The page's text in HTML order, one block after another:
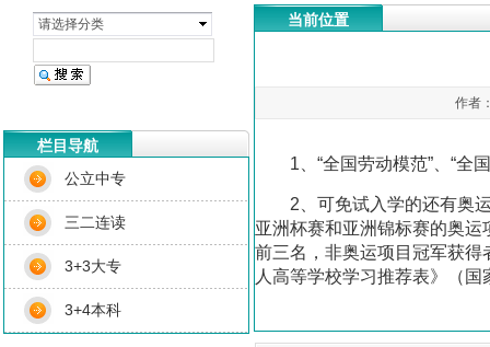
当前位置
作者
1、“全国劳动模范”、“全
2、可免试入学的还有奥
亚洲杯赛和亚洲锦标赛的奥
前三名，非奥运项目冠军获
人高等学校学习推荐表》（
请选择分类
栏目导航
公立中专
三二连读
3+3大专
3+4本科